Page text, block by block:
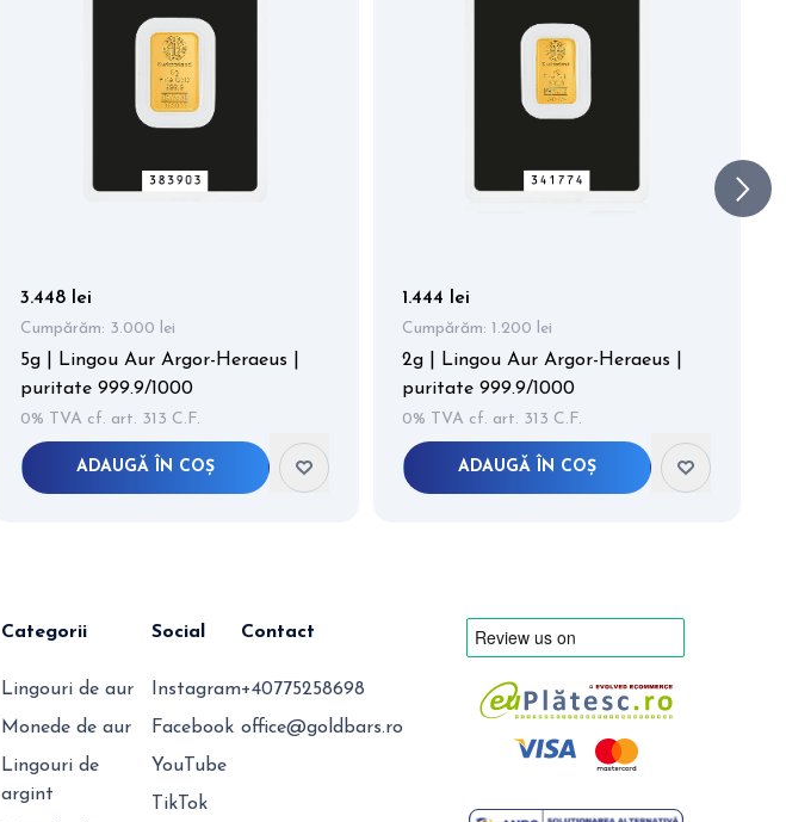
3.448 lei
Cumpărăm: 3.000 lei
5g | Lingou Aur Argor-Heraeus |
puritate 999.9/1000
0% TVA cf. art. 313 C.F.
ADAUGĂ ÎN COȘ
1.444 lei
Cumpărăm: 1.200 lei
2g | Lingou Aur Argor-Heraeus |
puritate 999.9/1000
0% TVA cf. art. 313 C.F.
ADAUGĂ ÎN COȘ
Categorii
Lingouri de aur
Monede de aur
Lingouri de
argint
Social
Instagram
Facebook
YouTube
TikTok
Contact
+40775258698
office@goldbars.ro